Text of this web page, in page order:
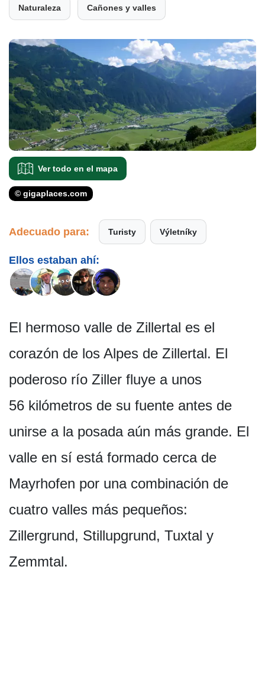
Naturaleza Cañones y valles
Ver todo en el mapa
© gigaplaces.com
Adecuado para: Turisty Výletníky
Ellos estaban ahí:
El hermoso valle de Zillertal es el
corazón de los Alpes de Zillertal. El
poderoso río Ziller fluye a unos
56 kilómetros de su fuente antes de
unirse a la posada aún más grande. El
valle en sí está formado cerca de
Mayrhofen por una combinación de
cuatro valles más pequeños:
Zillergrund, Stillupgrund, Tuxtal y
Zemmtal.